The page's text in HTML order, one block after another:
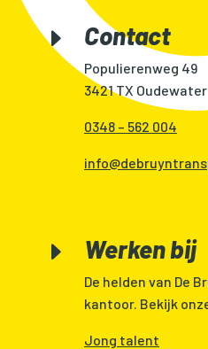
E Contact
Populierenweg 49
3421 TX Oudewater
0348 – 562 004
E Werken bij
De helden van De
kantoor. Bekijk
Jong talent